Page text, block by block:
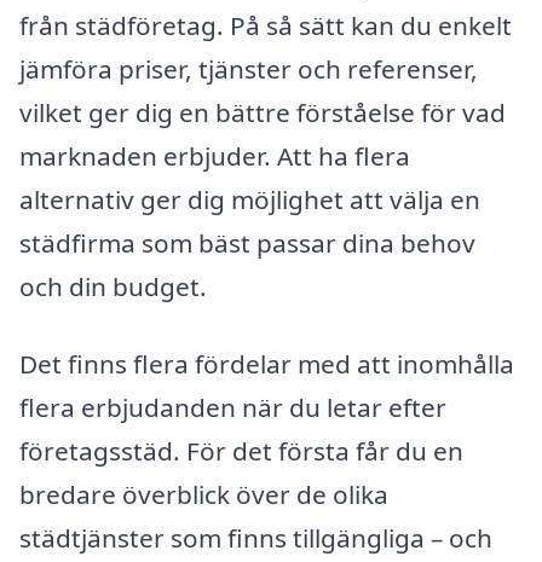
från städföretag. På så sätt kan du enkelt
jämföra priser, tjänster och referenser,
vilket ger dig en bättre förståelse för vad
marknaden erbjuder. Att ha flera
alternativ ger dig möjlighet att välja en
städfirma som bäst passar dina behov
och din budget.
Det finns flera fördelar med att inomhålla
flera erbjudanden när du letar efter
företagsstäd. För det första får du en
bredare överblick över de olika
städtjänster som finns tillgängliga – och